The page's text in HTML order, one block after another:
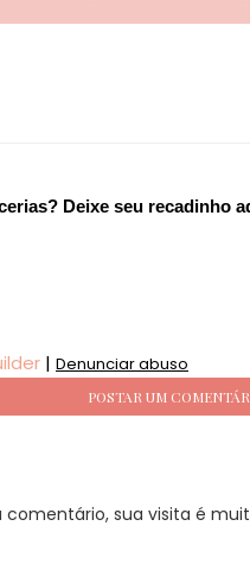
Deixe seu recadinho
| Denunciar abuso
POSTAR UM
comentário, sua visita é